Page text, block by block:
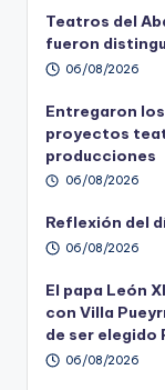
Teatros del
fueron
06/08/2026
Entregaron
proyectos
producciones
06/08/2026
Reflexión del
06/08/2026
El papa León
con Villa
de ser
06/08/2026